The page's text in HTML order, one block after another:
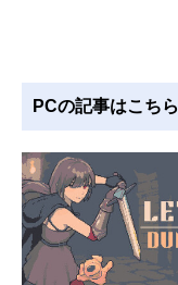
PCの記事はこちら